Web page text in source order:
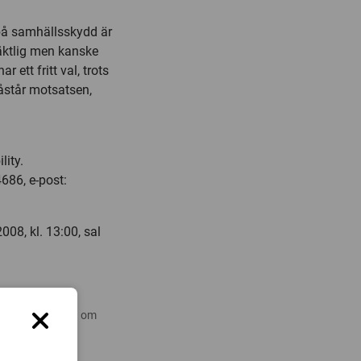
samhällsskydd är
men kanske
ett fritt val, trots
motsatsen,
e-post:
kl. 13:00, sal
forskning om